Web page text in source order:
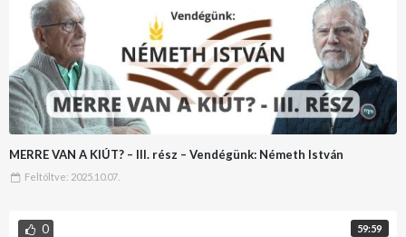
MERRE VAN A KIÚT? – III. rész – Vendégünk: Németh István
Feltöltve: 2025.10.07.
59:59
0